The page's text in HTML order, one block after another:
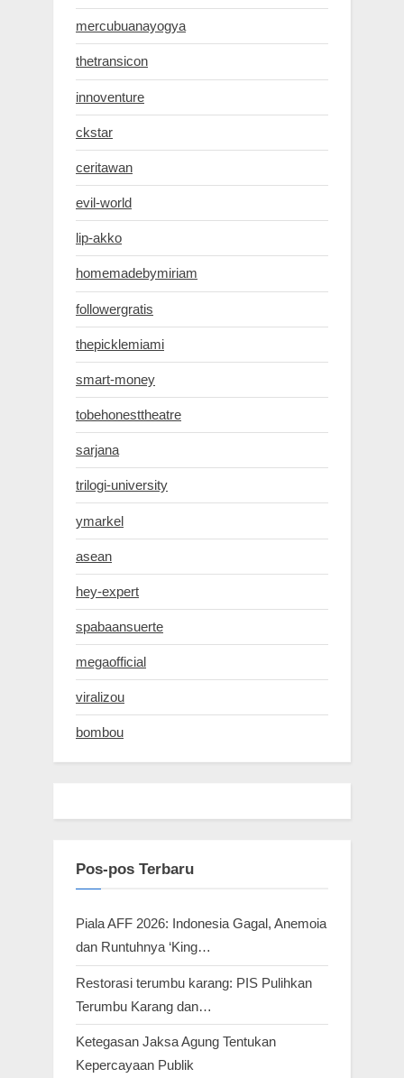
mercubuanayogya
thetransicon
innoventure
ckstar
ceritawan
evil-world
lip-akko
homemadebymiriam
followergratis
thepicklemiami
smart-money
tobehonesttheatre
sarjana
trilogi-university
ymarkel
asean
hey-expert
spabaansuerte
megaofficial
viralizou
bombou
Pos-pos Terbaru
Piala AFF 2026: Indonesia Gagal, Anemoia
dan Runtuhnya ‘King…
Restorasi terumbu karang: PIS Pulihkan
Terumbu Karang dan…
Ketegasan Jaksa Agung Tentukan
Kepercayaan Publik